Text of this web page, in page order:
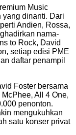
Music
yang dinanti. Dari
Andien, Rossa,
nama-
to Rock, David
, setiap edisi PME
daftar penampil
Foster bersama
McPhee, All 4 One,
penonton.
mengukuhkan
satu konser privat